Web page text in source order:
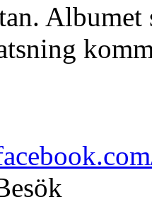
Albumet